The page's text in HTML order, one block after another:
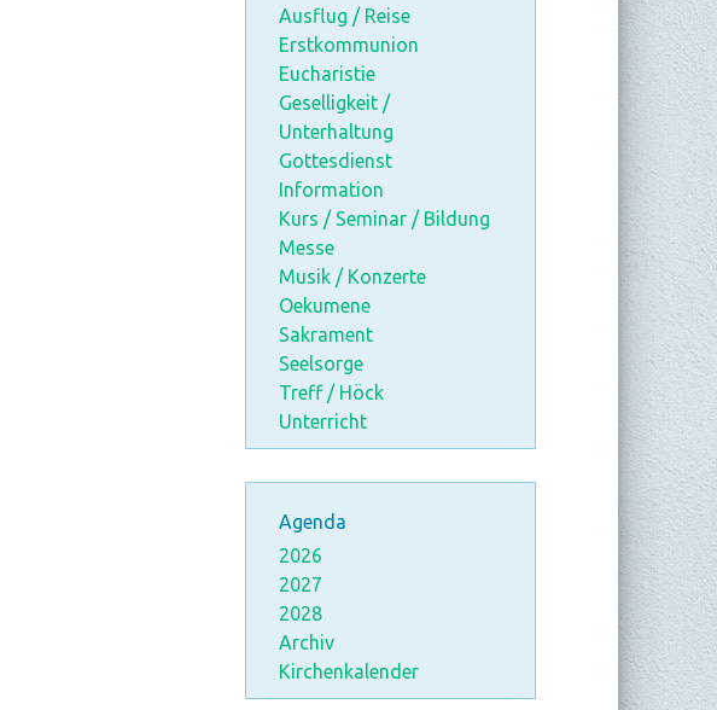
Ausflug / Reise
Erstkommunion
Eucharistie
Geselligkeit /
Unterhaltung
Gottesdienst
Information
Kurs / Seminar / Bildung
Messe
Musik / Konzerte
Oekumene
Sakrament
Seelsorge
Treff / Höck
Unterricht
Agenda
2026
2027
2028
Archiv
Kirchenkalender